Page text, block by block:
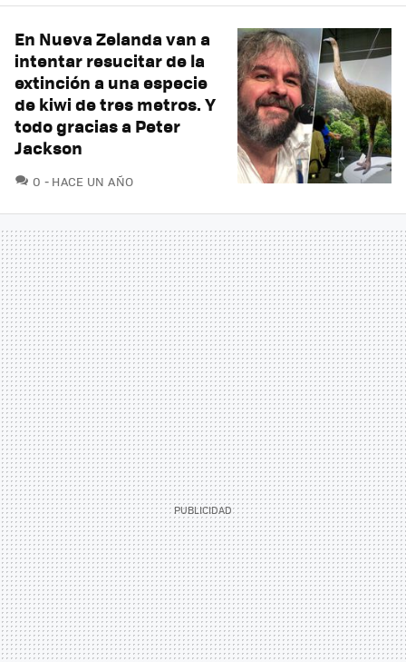
En Nueva Zelanda van a
intentar resucitar de la
extinción a una especie
de kiwi de tres metros. Y
todo gracias a Peter
Jackson
0 COMENTARIOS
HACE UN AÑO